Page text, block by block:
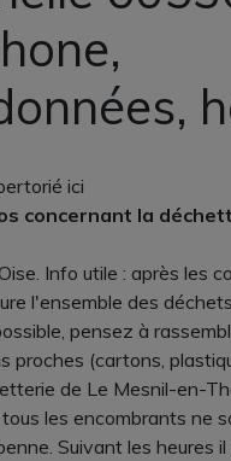
ici
concernant la
Info utile : après les
l'ensemble des
pensez à
proches (cartons,
de Le Mesnil-en-
les encombrants ne
Suivant les heures